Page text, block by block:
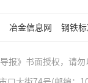
冶金信息网 钢铁标
报》书面授权，请勿